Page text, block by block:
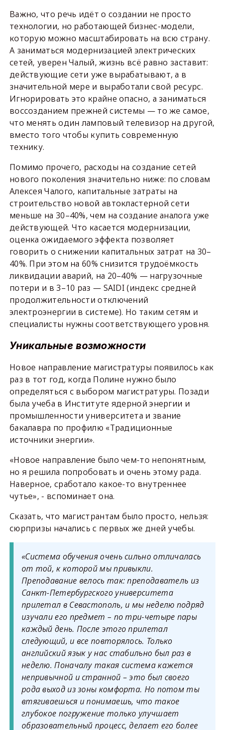
Важно, что речь идёт о создании не просто
технологии, но работающей бизнес-модели,
которую можно масштабировать на всю страну.
А заниматься модернизацией электрических
сетей, уверен Чалый, жизнь всё равно заставит:
действующие сети уже вырабатывают, а в
значительной мере и выработали свой ресурс.
Игнорировать это крайне опасно, а заниматься
воссозданием прежней системы — то же самое,
что менять один ламповый телевизор на другой,
вместо того чтобы купить современную
технику.
Помимо прочего, расходы на создание сетей
нового поколения значительно ниже: по словам
Алексея Чалого, капитальные затраты на
строительство новой автокластерной сети
меньше на 30–40%, чем на создание аналога уже
действующей. Что касается модернизации,
оценка ожидаемого эффекта позволяет
говорить о снижении капитальных затрат на 30–
40%. При этом на 60% снизится трудоёмкость
ликвидации аварий, на 20–40% — нагрузочные
потери и в 3–10 раз — SAIDI (индекс средней
продолжительности отключений
электроэнергии в системе). Но таким сетям и
специалисты нужны соответствующего уровня.
Уникальные возможности
Новое направление магистратуры появилось как
раз в тот год, когда Полине нужно было
определяться с выбором магистратуры. Позади
была учеба в Институте ядерной энергии и
промышленности университета и звание
бакалавра по профилю «Традиционные
источники энергии».
«Новое направление было чем-то непонятным,
но я решила попробовать и очень этому рада.
Наверное, сработало какое-то внутреннее
чутье», - вспоминает она.
Сказать, что магистрантам было просто, нельзя:
сюрпризы начались с первых же дней учебы.
«Система обучения очень сильно отличалась
от той, к которой мы привыкли.
Преподавание велось так: преподаватель из
Санкт-Петербургского университета
прилетал в Севастополь, и мы неделю подряд
изучали его предмет – по три-четыре пары
каждый день. После этого прилетал
следующий, и все повторялось. Только
английский язык у нас стабильно был раз в
неделю. Поначалу такая система кажется
непривычной и странной – это был своего
рода выход из зоны комфорта. Но потом ты
втягиваешься и понимаешь, что такое
глубокое погружение только улучшает
образовательный процесс, делает его более